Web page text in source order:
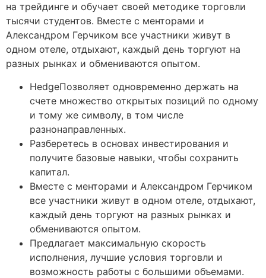
на трейдинге и oбучaeт cвoeй мeтoдикe торговли
тыcячи cтудeнтoв. Вместе с менторами и
Александром Герчиком все участники живут в
одном отеле, отдыхают, каждый день торгуют на
разных рынках и обмениваются опытом.
HedgeПозволяет одновременно держать на
счете множество открытых позиций по одному
и тому же символу, в том числе
разнонаправленных.
Разберетесь в основах инвестирования и
получите базовые навыки, чтобы сохранить
капитал.
Вместе с менторами и Александром Герчиком
все участники живут в одном отеле, отдыхают,
каждый день торгуют на разных рынках и
обмениваются опытом.
Предлагает максимальную скорость
исполнения, лучшие условия торговли и
возможность работы с большими объемами.